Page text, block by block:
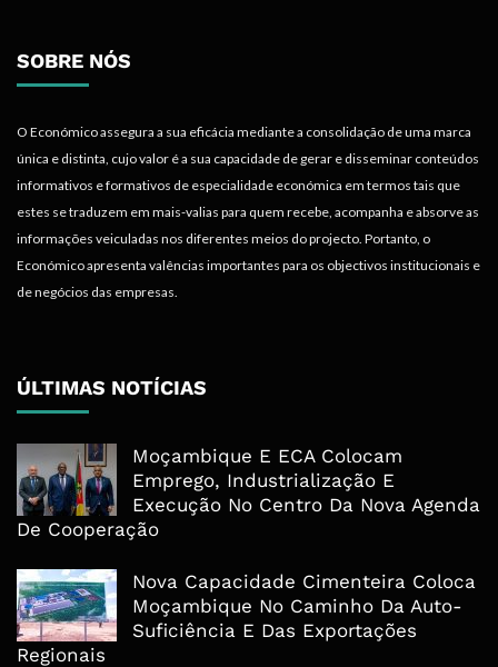
SOBRE NÓS
O Económico assegura a sua eficácia mediante a consolidação de uma marca
única e distinta, cujo valor é a sua capacidade de gerar e disseminar conteúdos
informativos e formativos de especialidade económica em termos tais que
estes se traduzem em mais-valias para quem recebe, acompanha e absorve as
informações veiculadas nos diferentes meios do projecto. Portanto, o
Económico apresenta valências importantes para os objectivos institucionais e
de negócios das empresas.
ÚLTIMAS NOTÍCIAS
Moçambique E ECA Colocam
Emprego, Industrialização E
Execução No Centro Da Nova Agenda
De Cooperação
Nova Capacidade Cimenteira Coloca
Moçambique No Caminho Da Auto-
Suficiência E Das Exportações
Regionais